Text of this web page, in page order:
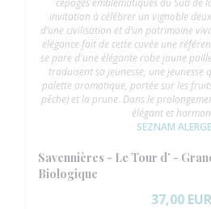
cépages emblématiques du Sud de
invitation à célébrer un vignoble
d’une civilisation et d’un patrimoine
élégance fait de cette cuvée une
se pare d'une élégante robe jaune
traduisent sa jeunesse, une
palette aromatique, portée sur les
pêche) et la prune. Dans le
élégant et
SEZNAM
Savennières - Le Tour d’ -
Biologique
37,00 EUR